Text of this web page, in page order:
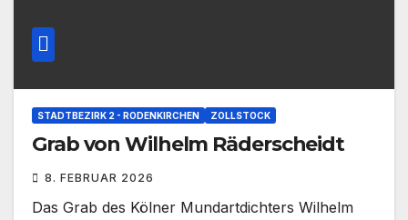
STADTBEZIRK 2 - RODENKIRCHEN ZOLLSTOCK
Grab von Wilhelm Räderscheidt
8. FEBRUAR 2026
Das Grab des Kölner Mundartdichters Wilhelm